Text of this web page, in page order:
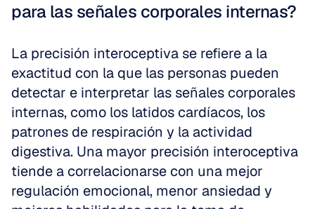
para las señales corporales internas?
La precisión interoceptiva se refiere a la
exactitud con la que las personas pueden
detectar e interpretar las señales corporales
internas, como los latidos cardíacos, los
patrones de respiración y la actividad
digestiva. Una mayor precisión interoceptiva
tiende a correlacionarse con una mejor
regulación emocional, menor ansiedad y